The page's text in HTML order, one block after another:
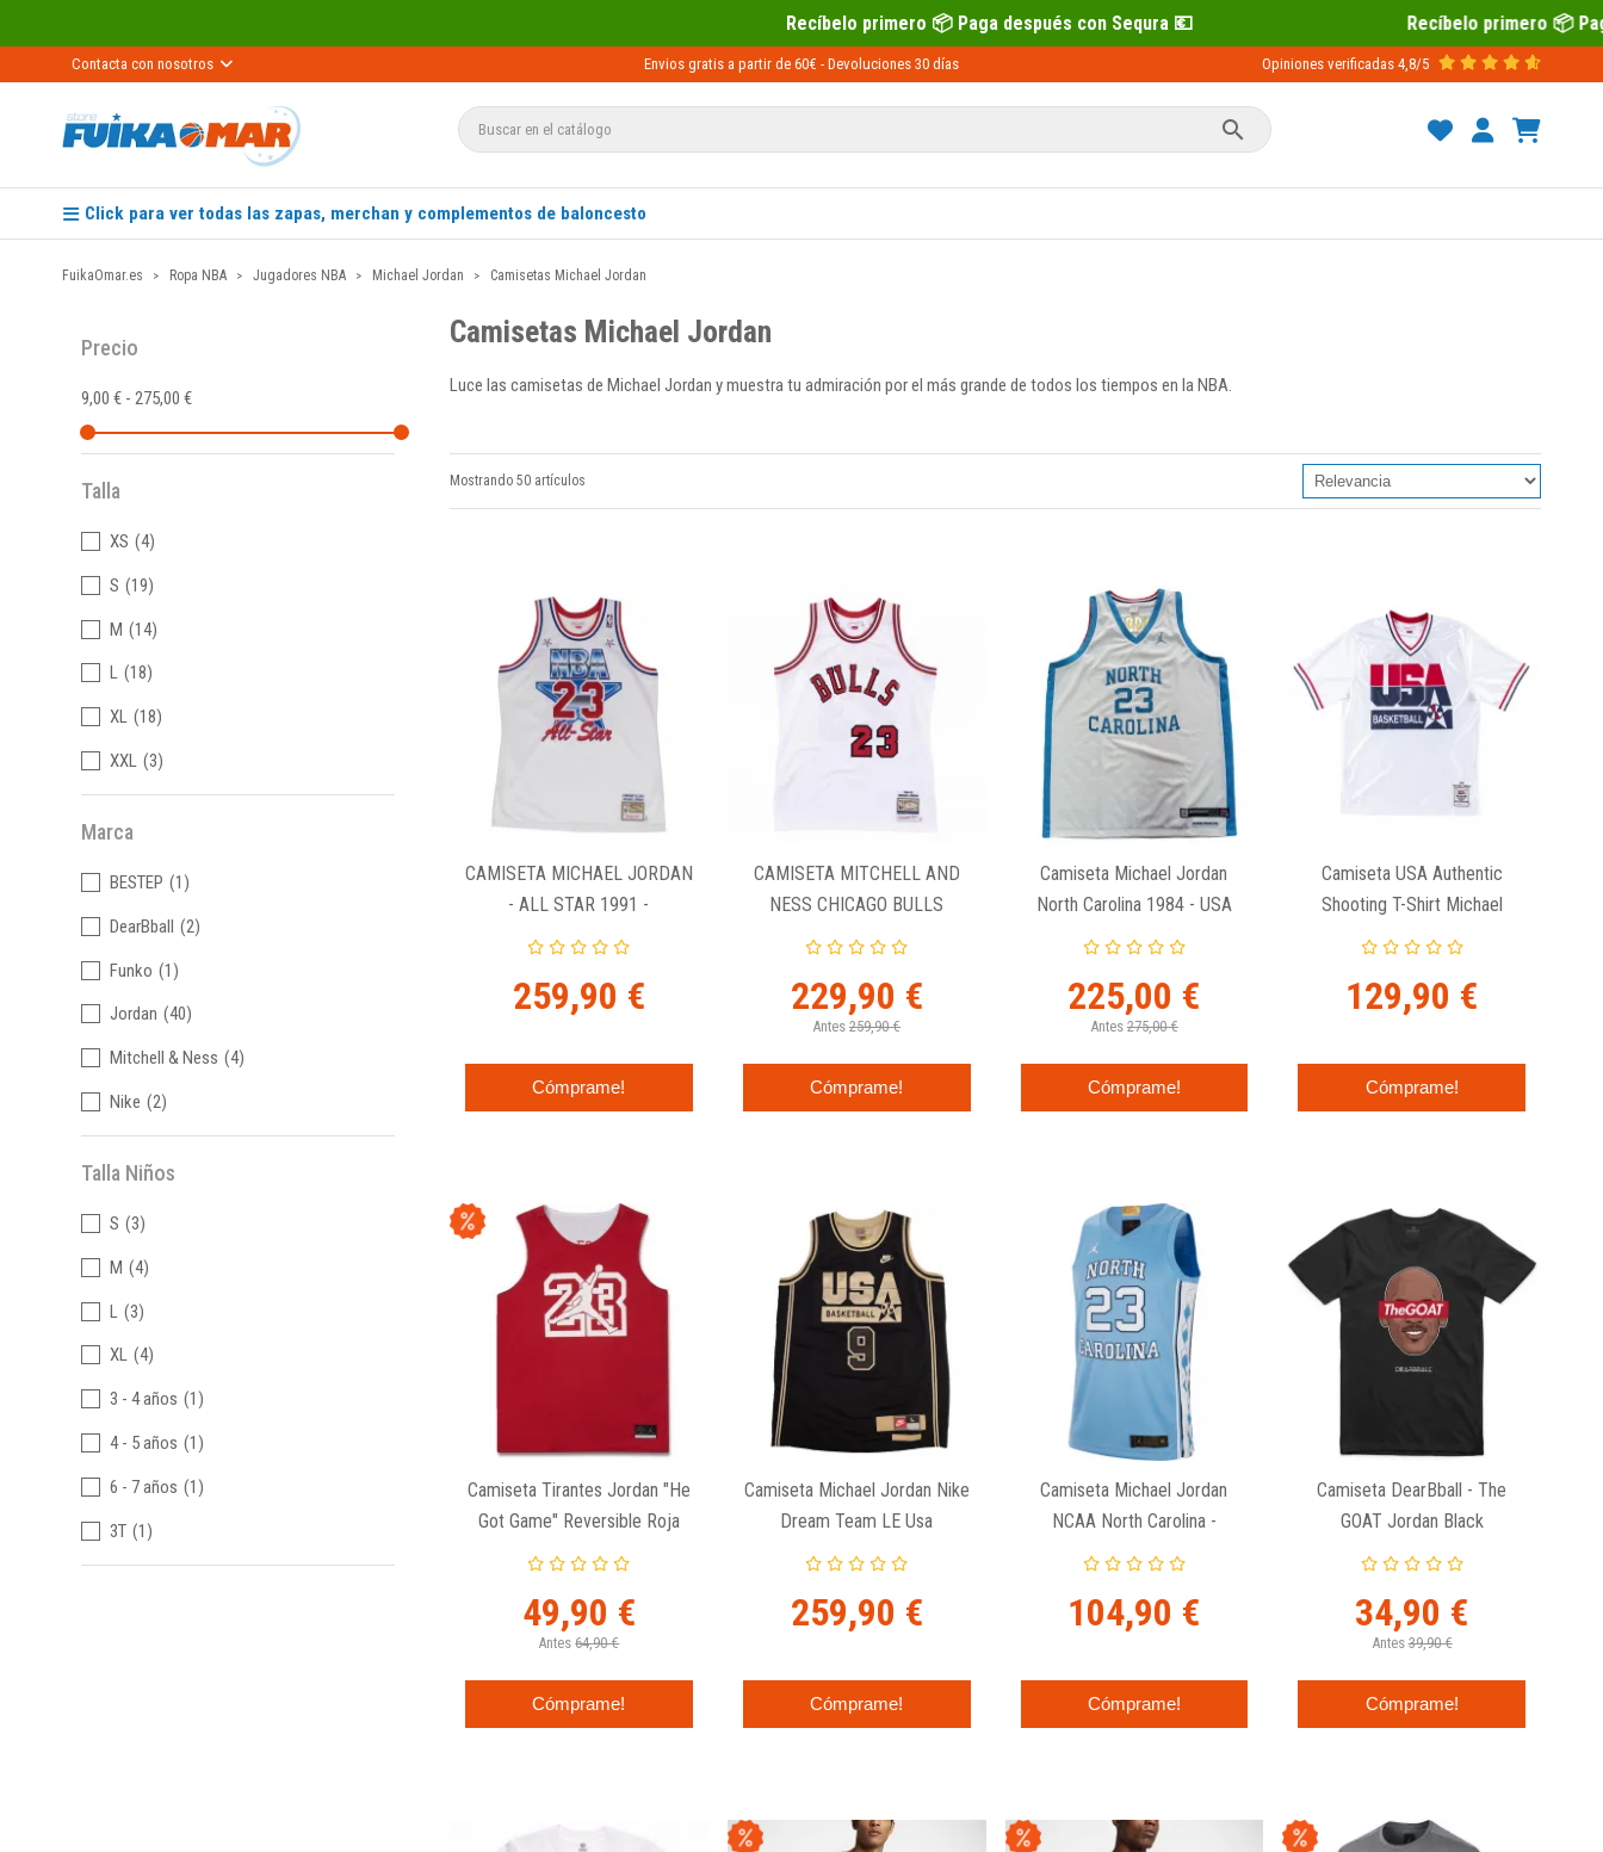
Recíbelo primero 📦 Paga después con Sequra 💶 Recíbelo primero 📦 Paga después con
Contacta con nosotros Envios gratis a partir de 60€ - Devoluciones 30 días Opiniones verificadas 4,8/5

Click para ver todas las zapas, merchan y complementos de baloncesto
FuikaOmar.es Ropa NBA Jugadores NBA Michael Jordan Camisetas Michael Jordan
Precio
9,00 € - 275,00 €
Talla
XS (4)
S (19)
M (14)
L (18)
XL (18)
XXL (3)
Marca
BESTEP (1)
DearBball (2)
Funko (1)
Jordan (40)
Mitchell & Ness (4)
Nike (2)
Talla Niños
S (3)
M (4)
L (3)
XL (4)
3 - 4 años (1)
4 - 5 años (1)
6 - 7 años (1)
3T (1)
Camisetas Michael Jordan
Luce las camisetas de Michael Jordan y muestra tu admiración por el más grande de todos los tiempos en la NBA.
Mostrando 50 artículos
CAMISETA MICHAEL JORDAN
- ALL STAR 1991 -
AUTHENTIC
259,90 €
Cómprame!
CAMISETA MITCHELL AND
NESS CHICAGO BULLS
MICHAEL JORDAN 1984/85
229,90 €
Antes 259,90 €
Cómprame!
Camiseta Michael Jordan
North Carolina 1984 - USA
Basketball LE Reversible
225,00 €
Antes 275,00 €
Cómprame!
Camiseta USA Authentic
Shooting T-Shirt Michael
Jordan - 1992 Dream Team.
129,90 €
Cómprame!
Camiseta Tirantes Jordan "He
Got Game" Reversible Roja
49,90 €
Antes 64,90 €
Cómprame!
Camiseta Michael Jordan Nike
Dream Team LE Usa
Basketball
259,90 €
Cómprame!
Camiseta Michael Jordan
NCAA North Carolina -
Swingman College Edition
104,90 €
Cómprame!
Camiseta DearBball - The
GOAT Jordan Black
34,90 €
Antes 39,90 €
Cómprame!